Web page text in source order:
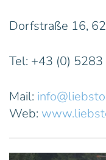
Dorfstraße 16,
Tel: +43 (0)
Mail:
Web: